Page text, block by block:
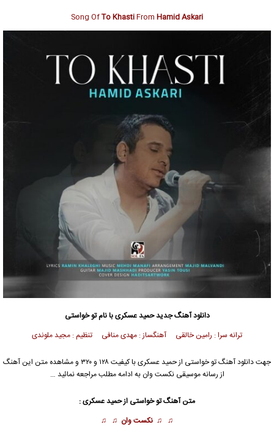
Song OfTo KhastiFrom Hamid Askari
دانلود آهنگ جدیدحمید عسکریبا نام تو خواستی
ترانه سرا : رامین خالقی آهنگساز : مهدی منافی تنظیم : مجید ملوندی
جهت دانلود آهنگ تو خواستی ازحمید عسکری
با کیفیت ۱۲۸ و ۳۲۰ و مشاهده متن این آهنگ
از رسانه موسیقی نکست وان به ادامه مطلب مراجعه نمائید …
متن آهنگ تو خواستی ازحمید عسکری:
♫ ♫ نکست وان ♫ ♫